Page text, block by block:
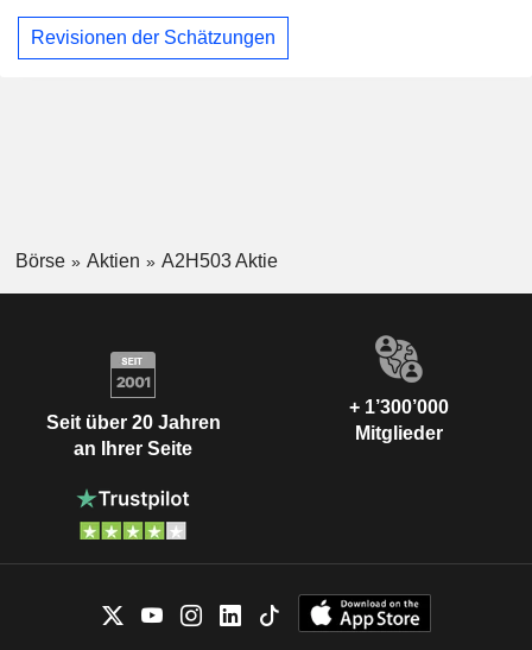
Revisionen der Schätzungen
Börse Aktien A2H503 Aktie
Seit über 20 Jahren
an Ihrer Seite
+ 1’300’000
Mitglieder